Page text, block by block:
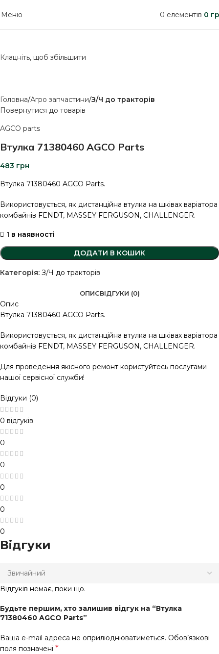
Меню 0 елементів 0
Клацніть, щоб збільшити
Головна Агро запчастини З/Ч до тракторів
Повернутися до товарів
AGCO parts
Втулка 71380460 AGCO Parts
483 грн
Втулка 71380460 AGCO Parts.
Використовується, як дистанційна втулка на шківах варіатора
комбайнів FENDT, MASSEY FERGUSON, CHALLENGER.
1 в наявності
ДОДАТИ В КОШИК
Категорія: З/Ч до тракторів
ОПИСВІДГУКИ (0)
Опис
Втулка 71380460 AGCO Parts.
Використовується, як дистанційна втулка на шківах варіатора
комбайнів FENDT, MASSEY FERGUSON, CHALLENGER.
Для проведення якісного ремонт користуйтесь послугами
нашої сервісної служби!
Відгуки (0)
0 відгуків
0
0
0
0
0
Відгуки
Відгуків немає, поки що.
Будьте першим, хто залишив відгук на “Втулка
71380460 AGCO Parts”
Ваша e-mail адреса не оприлюднюватиметься. Обов’язкові
поля позначені *